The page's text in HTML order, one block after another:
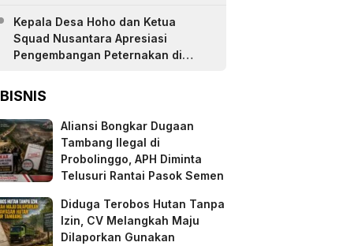
Kepala Desa Hoho dan Ketua
Squad Nusantara Apresiasi
Pengembangan Peternakan di
BISNIS
Aliansi Bongkar Dugaan
Tambang Ilegal di
Probolinggo, APH Diminta
Telusuri Rantai Pasok Semen
Diduga Terobos Hutan Tanpa
Izin, CV Melangkah Maju
Dilaporkan Gunakan